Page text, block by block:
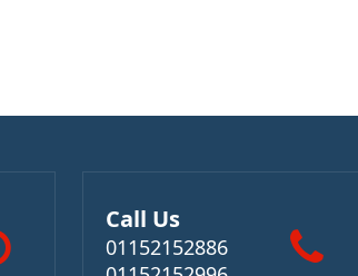
Call Us
01152152886